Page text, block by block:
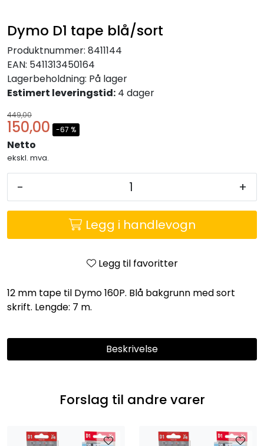
Dymo D1 tape blå/sort
Produktnummer: 8411144
EAN: 5411313450164
Lagerbeholdning: På lager
Estimert leveringstid: 4 dager
449,00
150,00 -67 %
Netto
ekskl. mva.
- +
Legg i handlevogn
Legg til favoritter
12 mm tape til Dymo 160P. Blå bakgrunn med sort
skrift. Lengde: 7 m.
Beskrivelse
Forslag til andre varer
OUTLET & GJENBRUK
KATALOGER
BARNEHAGE OG SKOLE
Idrettslag
Park og anlegg/Byutvikling
Borettslag
OUTLET & GJENBRUK
KATALOGER